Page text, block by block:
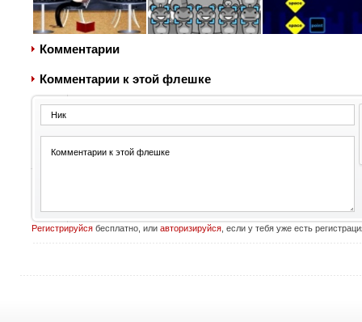
Комментарии
Комментарии к этой флешке
Регистрируйсябесплатно, или авторизируйся, если у тебя уже есть